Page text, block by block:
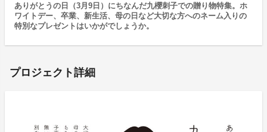
ありがとうの日（3月9日）にちなんだ九櫻刺子での贈り物特集。ホ
ワイトデー、卒業、新生活、母の日など大切な方へのネーム入りの
特別なプレゼントはいかがでしょうか。
プロジェクト詳細